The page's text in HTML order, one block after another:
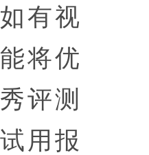
有视
将优
评测
用报